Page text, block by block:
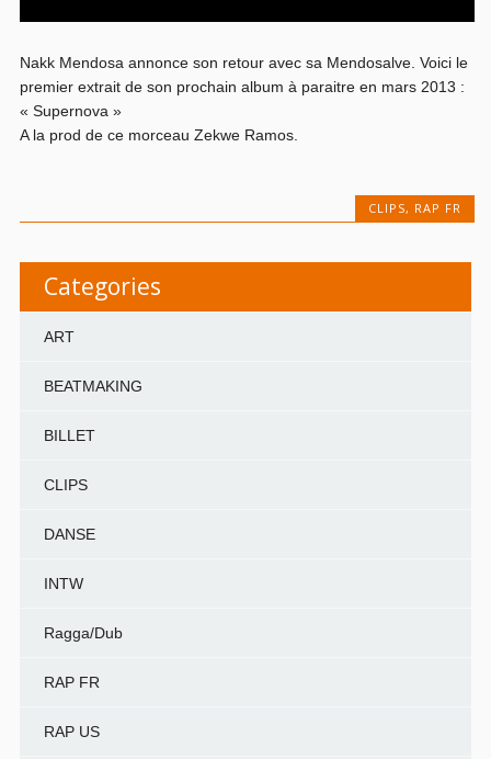
Nakk Mendosa annonce son retour avec sa Mendosalve. Voici le
premier extrait de son prochain album à paraitre en mars 2013 :
« Supernova »
A la prod de ce morceau Zekwe Ramos.
CLIPS, RAP FR
Categories
ART
BEATMAKING
BILLET
CLIPS
DANSE
INTW
Ragga/Dub
RAP FR
RAP US